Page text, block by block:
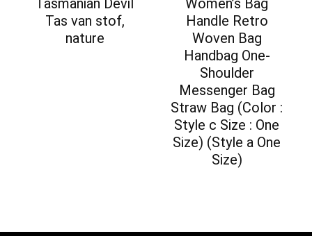
Tas van stof,
nature
Handle Retro
Woven Bag
Handbag One-
Shoulder
Messenger Bag
Straw Bag (Color :
Style c Size : One
Size) (Style a One
Size)